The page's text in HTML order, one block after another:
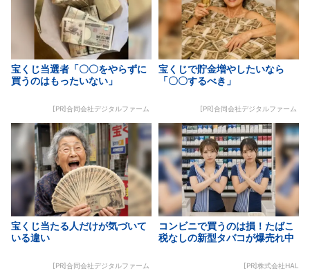
宝くじ当選者「〇〇をやらずに
買うのはもったいない」
[PR]合同会社デジタルファーム
宝くじで貯金増やしたいなら
「〇〇するべき」
[PR]合同会社デジタルファーム
宝くじ当たる人だけが気づいて
いる違い
[PR]合同会社デジタルファーム
コンビニで買うのは損！たばこ
税なしの新型タバコが爆売れ中
[PR]株式会社HAL